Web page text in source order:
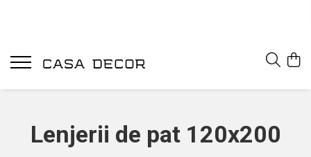
Lenjerii de pat 120x200